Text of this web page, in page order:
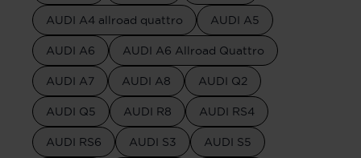
AUDI A4 allroad quattro AUDI A5
AUDI A6 AUDI A6 Allroad Quattro
AUDI A7 AUDI A8 AUDI Q2
AUDI Q5 AUDI R8 AUDI RS4
AUDI RS6 AUDI S3 AUDI S5